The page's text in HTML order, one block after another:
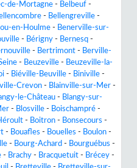
de-Mortagne - Belbeuf -
- Bellengreville -
en-Houlme - Benerville-sur-
- Bérigny - Bernesq -
- Bertrimont - Berville-
- Beuzeville - Beuzeville-la-
- Biéville-Beuville - Biniville -
Crevon - Blainville-sur-Mer -
le-Château - Blangy-sur-
- Blosville - Boischampré -
- Boitron - Bonsecours -
- Bouafles - Bouelles - Boulon -
- Bourg-Achard - Bourguébus -
- Brachy - Bracquetuit - Brécey -